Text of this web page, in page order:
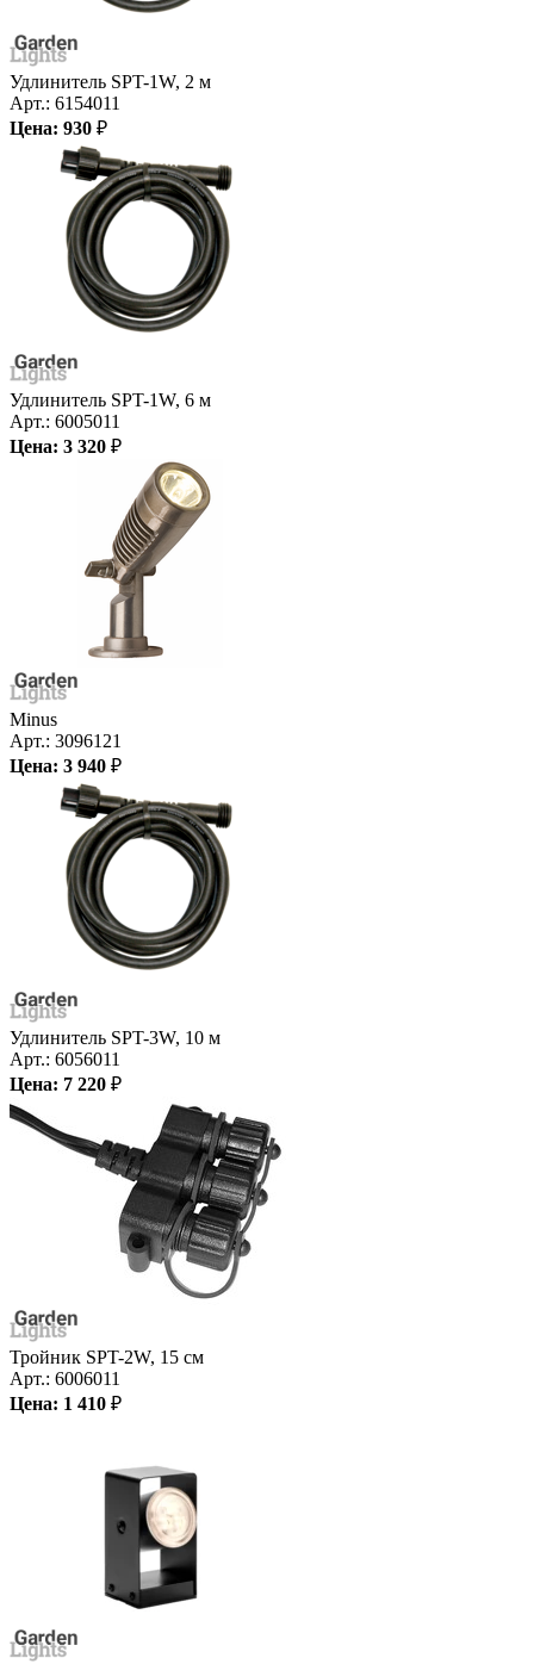
Удлинитель SPT-1W, 2 м
Арт.: 6154011
Цена: 930 ₽
Удлинитель SPT-1W, 6 м
Арт.: 6005011
Цена: 3 320 ₽
Minus
Арт.: 3096121
Цена: 3 940 ₽
Удлинитель SPT-3W, 10 м
Арт.: 6056011
Цена: 7 220 ₽
Тройник SPT-2W, 15 см
Арт.: 6006011
Цена: 1 410 ₽